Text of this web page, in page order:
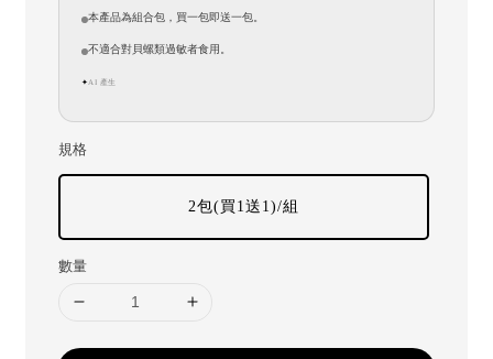
本產品為組合包，買一包即送一包。
不適合對貝螺類過敏者食用。
✦AI 產生
規格
2包(買1送1)/組
數量